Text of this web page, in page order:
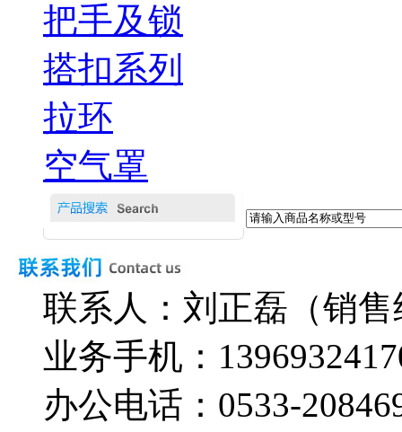
把手及锁
搭扣系列
拉环
空气罩
联系人：刘正磊（销
业务手机：
办公电话： 0533-